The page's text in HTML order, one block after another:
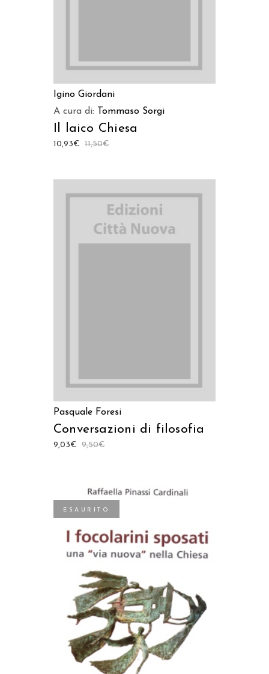
Igino Giordani
A cura di:
Tommaso Sorgi
Il laico Chiesa
11,50€
10,93€
Pasquale Foresi
Conversazioni di filosofia
9,50€
9,03€
ESAURITO
LEGGI TUTTO